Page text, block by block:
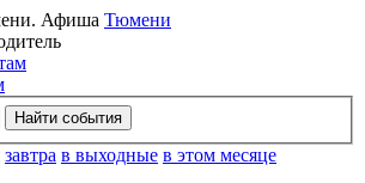
Афиша Тюмени
завтра в выходные в этом месяце